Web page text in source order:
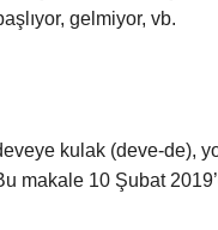
gelmiyor, vb.
kulak (deve-de),
makale 10 Şubat